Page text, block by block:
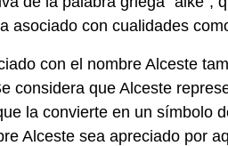
asociado con cualidades
con el nombre Alceste
considera que Alceste
la convierte en un símbolo
Alceste sea apreciado por